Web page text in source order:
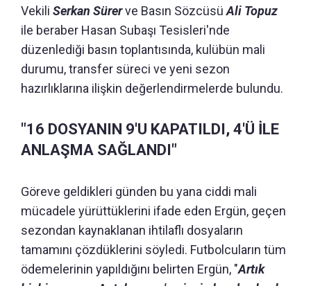
Vekili Serkan Sürerve Basın SözcüsüAli Topuz
ile beraber Hasan Subaşı Tesisleri'nde
düzenlediği basın toplantısında, kulübün mali
durumu, transfer süreci ve yeni sezon
hazırlıklarına ilişkin değerlendirmelerde bulundu.
"16 DOSYANIN 9'U KAPATILDI, 4'Ü İLE
ANLAŞMA SAĞLANDI"
Göreve geldikleri günden bu yana ciddi mali
mücadele yürüttüklerini ifade eden Ergün, geçen
sezondan kaynaklanan ihtilaflı dosyaların
tamamını çözdüklerini söyledi. Futbolcuların tüm
ödemelerinin yapıldığını belirten Ergün, "Artık